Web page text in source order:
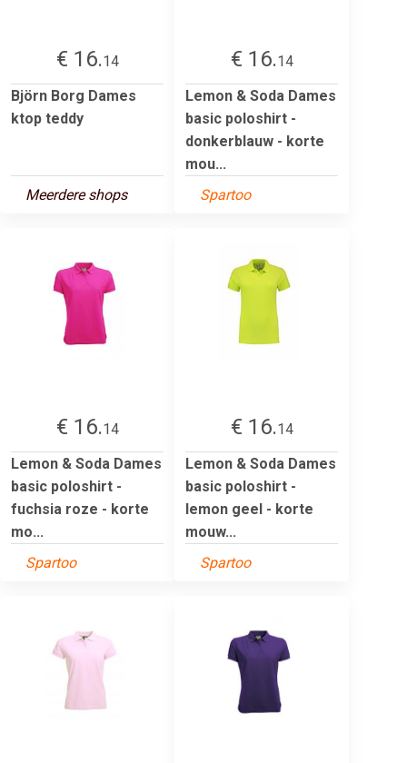
€ 16.14
Björn Borg Dames
ktop teddy
Meerdere shops
€ 16.14
Lemon & Soda Dames
basic poloshirt -
donkerblauw - korte
mou...
Spartoo
€ 16.14
Lemon & Soda Dames
basic poloshirt -
fuchsia roze - korte
mo...
Spartoo
€ 16.14
Lemon & Soda Dames
basic poloshirt -
lemon geel - korte
mouw...
Spartoo